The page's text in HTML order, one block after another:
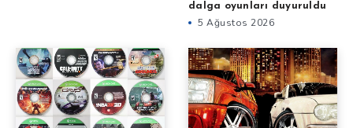
dalga oyunları duyuruldu
5 Ağustos 2026